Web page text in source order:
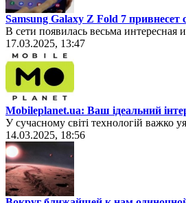
Samsung Galaxy Z Fold 7
В сети появилась весьма
17.03.2025, 13:47
Mobileplanet.ua: Ваш ідеальний
У сучасному світі технологій важко
14.03.2025, 18:56